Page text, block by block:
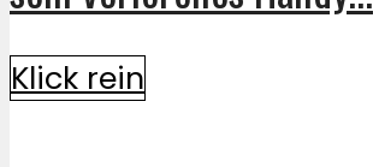
Klick rein